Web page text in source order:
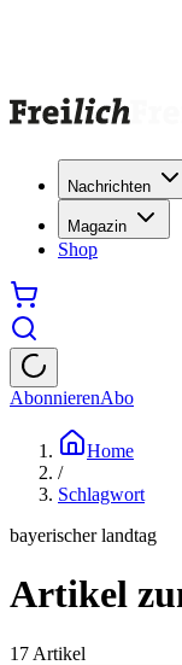
Nachrichten
Magazin
Shop
AbonnierenAbo
Home
/
Schlagwort
bayerischer landtag
Artikel
17 Artikel